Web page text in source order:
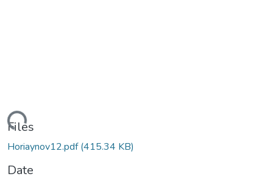
Files
Horiaynov12.pdf(415.34 KB)
Date